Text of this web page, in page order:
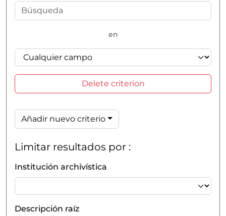
en
Delete criterion
Añadir nuevo criterio
Limitar resultados por :
Institución archivística
Descripción raíz